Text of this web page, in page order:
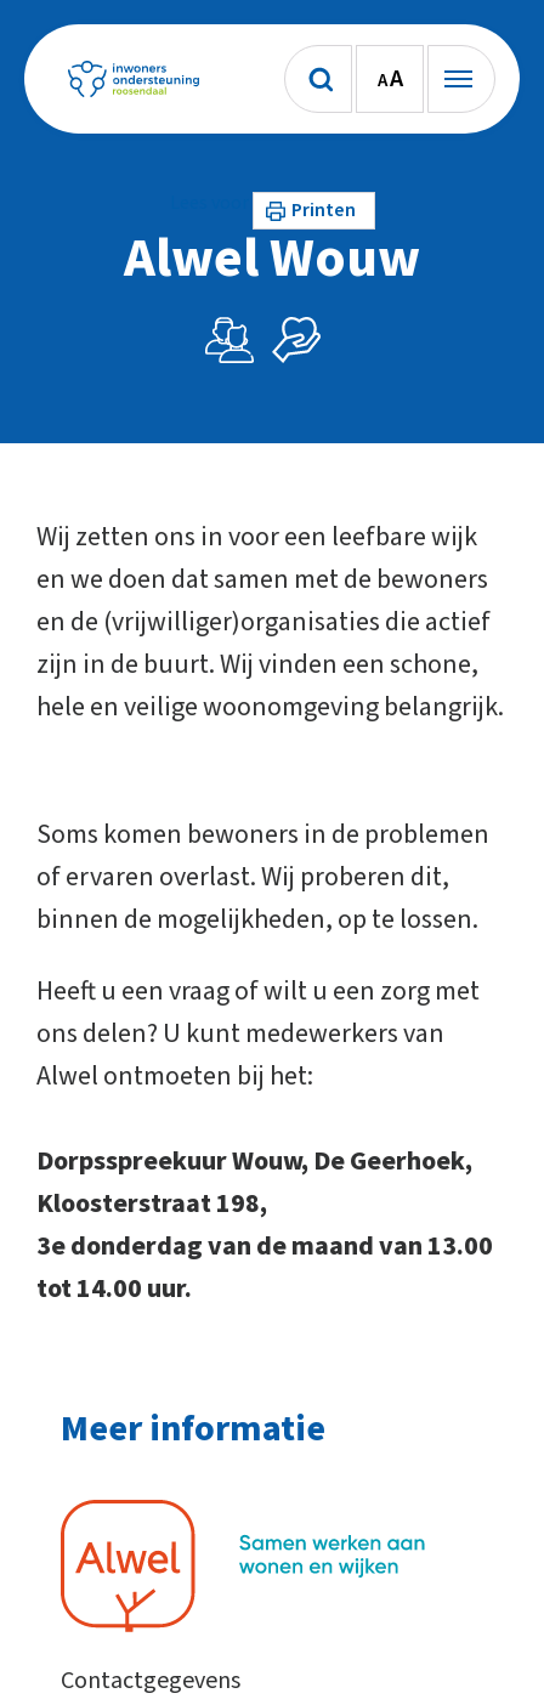
AA
Printen
Alwel Wouw
Wij zetten ons in voor een leefbare wijk
en we doen dat samen met de bewoners
en de (vrijwilliger)organisaties die actief
zijn in de buurt. Wij vinden een schone,
hele en veilige woonomgeving belangrijk.
Soms komen bewoners in de problemen
of ervaren overlast. Wij proberen dit,
binnen de mogelijkheden, op te lossen.
Heeft u een vraag of wilt u een zorg met
ons delen? U kunt medewerkers van
Alwel ontmoeten bij het:
Dorpsspreekuur Wouw, De Geerhoek,
Kloosterstraat 198,
3e donderdag van de maand van 13.00
tot 14.00 uur.
Meer informatie
Contactgegevens